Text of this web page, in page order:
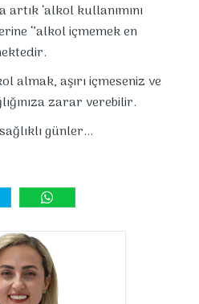
‘alkol kullanımını
‘’alkol içmemek en
almak, aşırı içmeseniz ve
zarar verebilir.
günler...